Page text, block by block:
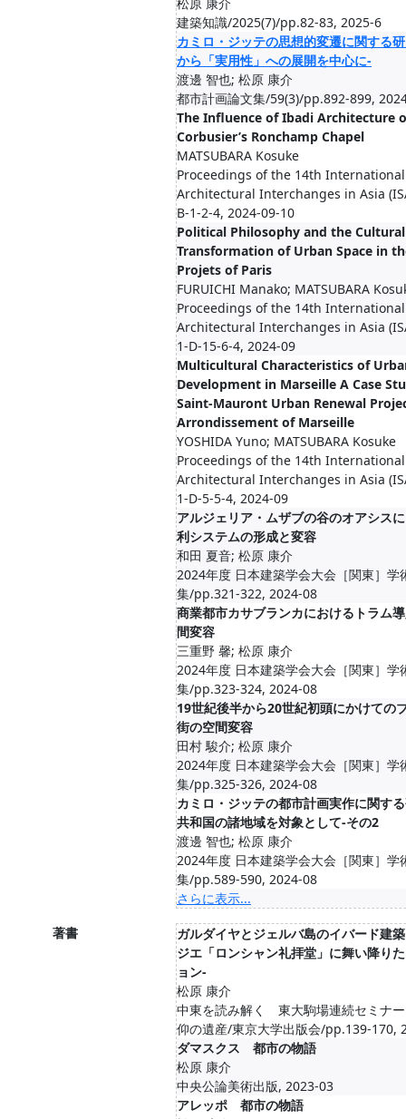
建築知識/2025(7)/pp.82-83, 2025-6
カミロ・ジッテの思想的変遷に関する
から「実用性」への展開を中心に-
渡邊 智也; 松原 康介
都市計画論文集/59(3)/pp.892-899,
The Influence of Ibadi Architecture
Corbusier’s Ronchamp Chapel
MATSUBARA Kosuke
Proceedings of the 14th
Architectural Interchanges in Asia
B-1-2-4, 2024-09-10
Political Philosophy and the Cultural
Transformation of Urban Space in
Projets of Paris
FURUICHI Manako; MATSUBARA
Proceedings of the 14th
Architectural Interchanges in Asia
1-D-15-6-4, 2024-09
Multicultural Characteristics of
Development in Marseille A Case
Saint-Mauront Urban Renewal
Arrondissement of Marseille
YOSHIDA Yuno; MATSUBARA Kosuke
Proceedings of the 14th
Architectural Interchanges in Asia
1-D-5-5-4, 2024-09
アルジェリア・ムザブの谷のオアシス
利システムの形成と変容
和田 夏音; 松原 康介
2024年度 日本建築学会大会［関東］学
集/pp.321-322, 2024-08
商業都市カサブランカにおけるトラム
間変容
三重野 馨; 松原 康介
2024年度 日本建築学会大会［関東］学
集/pp.323-324, 2024-08
19世紀後半から20世紀初頭にかけての
街の空間変容
田村 駿介; 松原 康介
2024年度 日本建築学会大会［関東］学
集/pp.325-326, 2024-08
カミロ・ジッテの都市計画実作に関す
共和国の諸地域を対象として-その2
渡邊 智也; 松原 康介
2024年度 日本建築学会大会［関東］学
集/pp.589-590, 2024-08
さらに表示...
著書
ガルダイヤとジェルバ島のイバード建
ジエ「ロンシャン礼拝堂」に舞い降り
ョン-
松原 康介
中東を読み解く 東大駒場連続セミナ
仰の遺産/東京大学出版会/pp.139-170,
ダマスクス 都市の物語
松原 康介
中央公論美術出版, 2023-03
アレッポ 都市の物語